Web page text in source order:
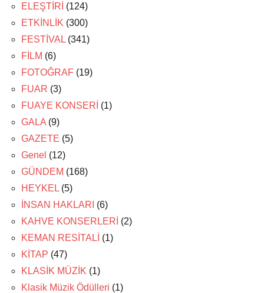
ELEŞTİRİ (124)
ETKİNLİK (300)
FESTİVAL (341)
FİLM (6)
FOTOĞRAF (19)
FUAR (3)
FUAYE KONSERİ (1)
GALA (9)
GAZETE (5)
Genel (12)
GÜNDEM (168)
HEYKEL (5)
İNSAN HAKLARI (6)
KAHVE KONSERLERİ (2)
KEMAN RESİTALİ (1)
KİTAP (47)
KLASİK MÜZİK (1)
Klasik Müzik Ödülleri (1)